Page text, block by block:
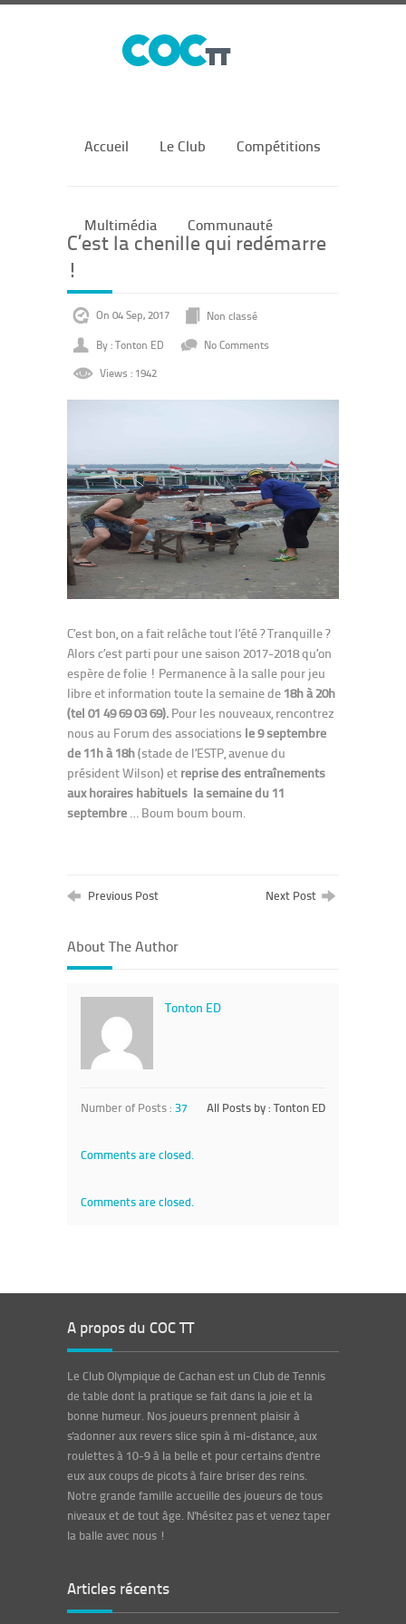
Accueil Le Club Compétitions
Multimédia Communauté
C’est la chenille qui redémarre
!
On 04 Sep, 2017
Non classé
By : Tonton ED
No Comments
Views : 1942
C’est bon, on a fait relâche tout l’été ? Tranquille ?
Alors c’est parti pour une saison 2017-2018 qu’on
espère de folie ! Permanence à la salle pour jeu
libre et information toute la semaine de 18h à 20h
(tel 01 49 69 03 69). Pour les nouveaux, rencontrez
nous au Forum des associations le 9 septembre
de 11h à 18h(stade de l’ESTP, avenue du
président Wilson) et reprise des entraînements
aux horaires habituels la semaine du 11
septembre … Boum boum boum.
Previous Post Next Post
About The Author
Tonton ED
Number of Posts : 37 All Posts by : Tonton ED
Comments are closed.
Comments are closed.
A propos du COC TT
Le Club Olympique de Cachan est un Club de Tennis
de table dont la pratique se fait dans la joie et la
bonne humeur. Nos joueurs prennent plaisir à
s'adonner aux revers slice spin à mi-distance, aux
roulettes à 10-9 à la belle et pour certains d'entre
eux aux coups de picots à faire briser des reins.
Notre grande famille accueille des joueurs de tous
niveaux et de tout âge. N'hésitez pas et venez taper
la balle avec nous !
Articles récents